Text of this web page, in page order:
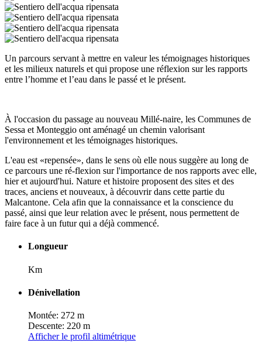
Un parcours servant à mettre en valeur les témoignages historiques
et les milieux naturels et qui propose une réflexion sur les rapports
entre l’homme et l’eau dans le passé et le présent.
À l'occasion du passage au nouveau Millé-naire, les Communes de
Sessa et Monteggio ont aménagé un chemin valorisant
l'environnement et les témoignages historiques.
L'eau est «repensée», dans le sens où elle nous suggère au long de
ce parcours une ré-flexion sur l'importance de nos rapports avec elle,
hier et aujourd'hui. Nature et histoire proposent des sites et des
traces, anciens et nouveaux, à découvrir dans cette partie du
Malcantone. Cela afin que la connaissance et la conscience du
passé, ainsi que leur relation avec le présent, nous permettent de
faire face à un futur qui a déjà commencé.
Longueur
Km
Dénivellation
Montée: 272 m
Descente: 220 m
Afficher le profil altimétrique